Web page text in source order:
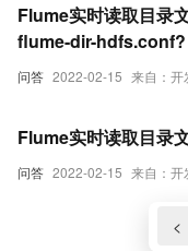
问答 2022-02-15 来自：开
Flume实时读取目录
flume-dir-hdfs.conf?
问答 2022-02-15 来自：开
Flume实时读取目录
<